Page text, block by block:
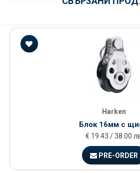
Harken
Блок 16мм с
€ 19.43 / 38.00
PRE-ORDER